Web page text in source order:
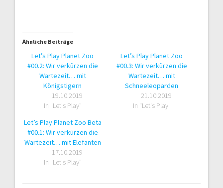
Ähnliche Beiträge
Let’s Play Planet Zoo
#00.2: Wir verkürzen die
Wartezeit… mit
Königstigern
19.10.2019
In "Let's Play"
Let’s Play Planet Zoo
#00.3: Wir verkürzen die
Wartezeit… mit
Schneeleoparden
21.10.2019
In "Let's Play"
Let’s Play Planet Zoo Beta
#00.1: Wir verkürzen die
Wartezeit… mit Elefanten
17.10.2019
In "Let's Play"